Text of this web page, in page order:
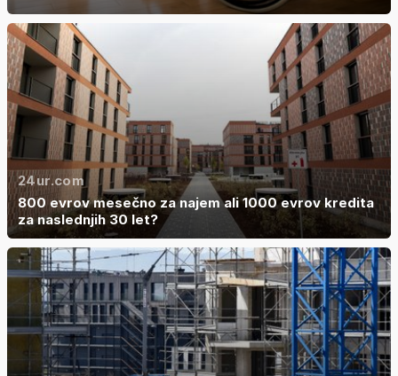
24ur.com
800 evrov mesečno za najem ali 1000 evrov kredita
za naslednjih 30 let?